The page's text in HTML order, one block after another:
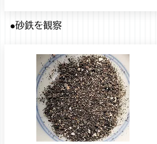
●砂鉄を観察